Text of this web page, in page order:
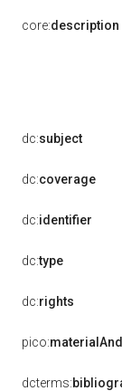
core:description
dc:subject
dc:coverage
dc:identifier
dc:type
dc:rights
pico:
dcterms: